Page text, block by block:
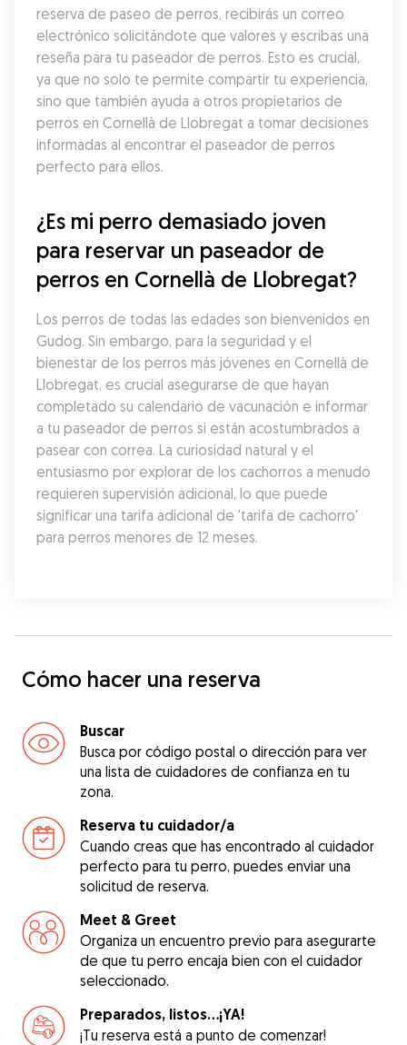
reserva de paseo de perros, recibirás un correo
electrónico solicitándote que valores y escribas una
reseña para tu paseador de perros. Esto es crucial,
ya que no solo te permite compartir tu experiencia,
sino que también ayuda a otros propietarios de
perros en Cornellà de Llobregat a tomar decisiones
informadas al encontrar el paseador de perros
perfecto para ellos.
¿Es mi perro demasiado joven
para reservar un paseador de
perros en Cornellà de Llobregat?
Los perros de todas las edades son bienvenidos en
Gudog. Sin embargo, para la seguridad y el
bienestar de los perros más jóvenes en Cornellà de
Llobregat, es crucial asegurarse de que hayan
completado su calendario de vacunación e informar
a tu paseador de perros si están acostumbrados a
pasear con correa. La curiosidad natural y el
entusiasmo por explorar de los cachorros a menudo
requieren supervisión adicional, lo que puede
significar una tarifa adicional de 'tarifa de cachorro'
para perros menores de 12 meses.
Cómo hacer una reserva
Buscar
Busca por código postal o dirección para ver
una lista de cuidadores de confianza en tu
zona.
Reserva tu cuidador/a
Cuando creas que has encontrado al cuidador
perfecto para tu perro, puedes enviar una
solicitud de reserva.
Meet & Greet
Organiza un encuentro previo para asegurarte
de que tu perro encaja bien con el cuidador
seleccionado.
Preparados, listos...¡YA!
¡Tu reserva está a punto de comenzar!